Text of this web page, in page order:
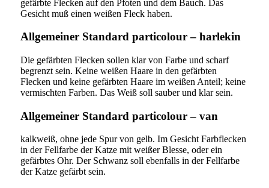
gefärbte Flecken auf den Pfoten und dem Bauch. Das
Gesicht muß einen weißen Fleck haben.
Allgemeiner Standard particolour – harlekin
Die gefärbten Flecken sollen klar von Farbe und scharf
begrenzt sein. Keine weißen Haare in den gefärbten
Flecken und keine gefärbten Haare im weißen Anteil; keine
vermischten Farben. Das Weiß soll sauber und klar sein.
Allgemeiner Standard particolour – van
kalkweiß, ohne jede Spur von gelb. Im Gesicht Farbflecken
in der Fellfarbe der Katze mit weißer Blesse, oder ein
gefärbtes Ohr. Der Schwanz soll ebenfalls in der Fellfarbe
der Katze gefärbt sein.